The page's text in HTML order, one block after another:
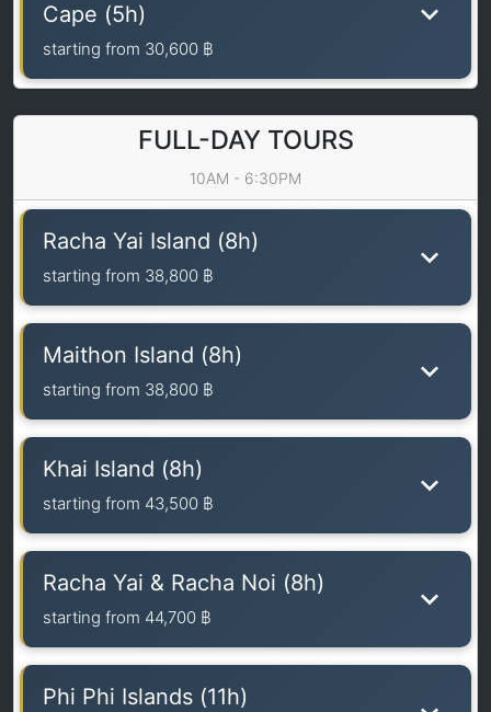
Cape (5h)
starting from 30,600 ฿
FULL-DAY TOURS
10AM - 6:30PM
Racha Yai Island (8h)
starting from 38,800 ฿
Maithon Island (8h)
starting from 38,800 ฿
Khai Island (8h)
starting from 43,500 ฿
Racha Yai & Racha Noi (8h)
starting from 44,700 ฿
Phi Phi Islands (11h)